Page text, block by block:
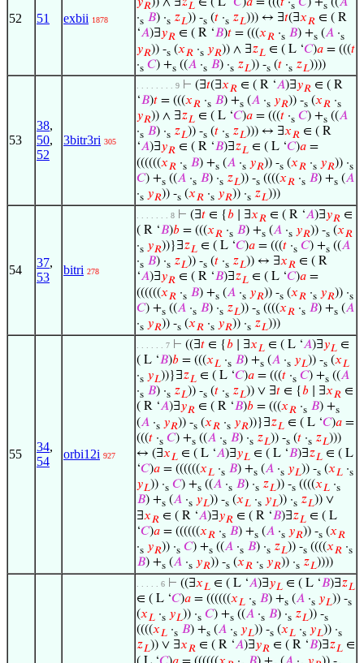
52 51 exbii 1878
𝑅 𝐿 s s
·s 𝐵) ·s 𝑧𝐿)) -s (𝑡 ·s 𝑧𝐿))) ↔ ∃𝑡(∃𝑥𝑅 ∈ ( R
‘𝐴)∃𝑦𝑅 ∈ ( R ‘𝐵)𝑡 = (((𝑥𝑅 ·s 𝐵) +s (𝐴 ·s
𝑦𝑅)) -s (𝑥𝑅 ·s 𝑦𝑅)) ∧ ∃𝑧𝐿 ∈ ( L ‘𝐶)𝑎 = (((𝑡
·s 𝐶) +s ((𝐴 ·s 𝐵) ·s 𝑧𝐿)) -s (𝑡 ·s 𝑧𝐿))))
53
38,
50,
52
3bitr3ri 305
. . . . . . . . 9 ⊢ (∃𝑡(∃𝑥𝑅 ∈ ( R ‘𝐴)∃𝑦𝑅 ∈ ( R
‘𝐵)𝑡 = (((𝑥𝑅 ·s 𝐵) +s (𝐴 ·s 𝑦𝑅)) -s (𝑥𝑅 ·s
𝑦𝑅)) ∧ ∃𝑧𝐿 ∈ ( L ‘𝐶)𝑎 = (((𝑡 ·s 𝐶) +s ((𝐴
·s 𝐵) ·s 𝑧𝐿)) -s (𝑡 ·s 𝑧𝐿))) ↔ ∃𝑥𝑅 ∈ ( R
‘𝐴)∃𝑦𝑅 ∈ ( R ‘𝐵)∃𝑧𝐿 ∈ ( L ‘𝐶)𝑎 =
((((((𝑥𝑅 ·s 𝐵) +s (𝐴 ·s 𝑦𝑅)) -s (𝑥𝑅 ·s 𝑦𝑅)) ·s
𝐶) +s ((𝐴 ·s 𝐵) ·s 𝑧𝐿)) -s ((((𝑥𝑅 ·s 𝐵) +s (𝐴
·s 𝑦𝑅)) -s (𝑥𝑅 ·s 𝑦𝑅)) ·s 𝑧𝐿)))
54
37,
53
bitri 278
. . . . . . . 8 ⊢ (∃𝑡 ∈ {𝑏 ∣ ∃𝑥𝑅 ∈ ( R ‘𝐴)∃𝑦𝑅 ∈
( R ‘𝐵)𝑏 = (((𝑥𝑅 ·s 𝐵) +s (𝐴 ·s 𝑦𝑅)) -s (𝑥𝑅
·s 𝑦𝑅))}∃𝑧𝐿 ∈ ( L ‘𝐶)𝑎 = (((𝑡 ·s 𝐶) +s ((𝐴
·s 𝐵) ·s 𝑧𝐿)) -s (𝑡 ·s 𝑧𝐿)) ↔ ∃𝑥𝑅 ∈ ( R
‘𝐴)∃𝑦𝑅 ∈ ( R ‘𝐵)∃𝑧𝐿 ∈ ( L ‘𝐶)𝑎 =
((((((𝑥𝑅 ·s 𝐵) +s (𝐴 ·s 𝑦𝑅)) -s (𝑥𝑅 ·s 𝑦𝑅)) ·s
𝐶) +s ((𝐴 ·s 𝐵) ·s 𝑧𝐿)) -s ((((𝑥𝑅 ·s 𝐵) +s (𝐴
·s 𝑦𝑅)) -s (𝑥𝑅 ·s 𝑦𝑅)) ·s 𝑧𝐿)))
55
34,
54
orbi12i 927
. . . . . . 7 ⊢ ((∃𝑡 ∈ {𝑏 ∣ ∃𝑥𝐿 ∈ ( L ‘𝐴)∃𝑦𝐿 ∈
( L ‘𝐵)𝑏 = (((𝑥𝐿 ·s 𝐵) +s (𝐴 ·s 𝑦𝐿)) -s (𝑥𝐿
·s 𝑦𝐿))}∃𝑧𝐿 ∈ ( L ‘𝐶)𝑎 = (((𝑡 ·s 𝐶) +s ((𝐴
·s 𝐵) ·s 𝑧𝐿)) -s (𝑡 ·s 𝑧𝐿)) ∨ ∃𝑡 ∈ {𝑏 ∣ ∃𝑥𝑅 ∈
( R ‘𝐴)∃𝑦𝑅 ∈ ( R ‘𝐵)𝑏 = (((𝑥𝑅 ·s 𝐵) +s
(𝐴 ·s 𝑦𝑅)) -s (𝑥𝑅 ·s 𝑦𝑅))}∃𝑧𝐿 ∈ ( L ‘𝐶)𝑎 =
(((𝑡 ·s 𝐶) +s ((𝐴 ·s 𝐵) ·s 𝑧𝐿)) -s (𝑡 ·s 𝑧𝐿)))
↔ (∃𝑥𝐿 ∈ ( L ‘𝐴)∃𝑦𝐿 ∈ ( L ‘𝐵)∃𝑧𝐿 ∈ ( L
‘𝐶)𝑎 = ((((((𝑥𝐿 ·s 𝐵) +s (𝐴 ·s 𝑦𝐿)) -s (𝑥𝐿 ·s
𝑦𝐿)) ·s 𝐶) +s ((𝐴 ·s 𝐵) ·s 𝑧𝐿)) -s ((((𝑥𝐿 ·s
𝐵) +s (𝐴 ·s 𝑦𝐿)) -s (𝑥𝐿 ·s 𝑦𝐿)) ·s 𝑧𝐿)) ∨
∃𝑥𝑅 ∈ ( R ‘𝐴)∃𝑦𝑅 ∈ ( R ‘𝐵)∃𝑧𝐿 ∈ ( L
‘𝐶)𝑎 = ((((((𝑥𝑅 ·s 𝐵) +s (𝐴 ·s 𝑦𝑅)) -s (𝑥𝑅
·s 𝑦𝑅)) ·s 𝐶) +s ((𝐴 ·s 𝐵) ·s 𝑧𝐿)) -s ((((𝑥𝑅 ·s
𝐵) +s (𝐴 ·s 𝑦𝑅)) -s (𝑥𝑅 ·s 𝑦𝑅)) ·s 𝑧𝐿))))
. . . . . 6 ⊢ ((∃𝑥𝐿 ∈ ( L ‘𝐴)∃𝑦𝐿 ∈ ( L ‘𝐵)∃𝑧𝐿
∈ ( L ‘𝐶)𝑎 = ((((((𝑥𝐿 ·s 𝐵) +s (𝐴 ·s 𝑦𝐿)) -s
(𝑥𝐿 ·s 𝑦𝐿)) ·s 𝐶) +s ((𝐴 ·s 𝐵) ·s 𝑧𝐿)) -s
((((𝑥𝐿 ·s 𝐵) +s (𝐴 ·s 𝑦𝐿)) -s (𝑥𝐿 ·s 𝑦𝐿)) ·s
𝑧𝐿)) ∨ ∃𝑥𝑅 ∈ ( R ‘𝐴)∃𝑦𝑅 ∈ ( R ‘𝐵)∃𝑧𝐿 ∈